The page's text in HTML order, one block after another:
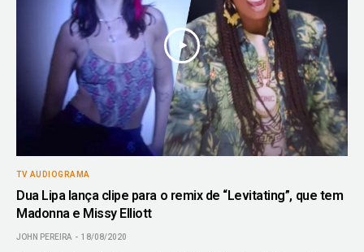
TV AUDIOGRAMA
Dua Lipa lança clipe para o remix de “Levitating”, que tem
Madonna e Missy Elliott
JOHN PEREIRA 18/08/2020